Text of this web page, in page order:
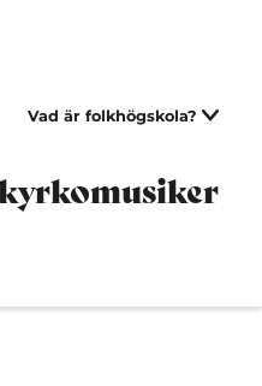
Vad är folkhögskola?